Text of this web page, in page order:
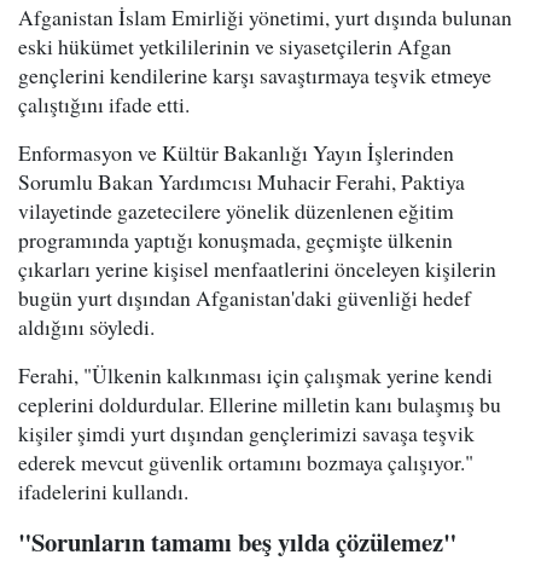
Afganistan İslam Emirliği yönetimi, yurt dışında bulunan
eski hükümet yetkililerinin ve siyasetçilerin Afgan
gençlerini kendilerine karşı savaştırmaya teşvik etmeye
çalıştığını ifade etti.
Enformasyon ve Kültür Bakanlığı Yayın İşlerinden
Sorumlu Bakan Yardımcısı Muhacir Ferahi, Paktiya
vilayetinde gazetecilere yönelik düzenlenen eğitim
programında yaptığı konuşmada, geçmişte ülkenin
çıkarları yerine kişisel menfaatlerini önceleyen kişilerin
bugün yurt dışından Afganistan'daki güvenliği hedef
aldığını söyledi.
Ferahi, "Ülkenin kalkınması için çalışmak yerine kendi
ceplerini doldurdular. Ellerine milletin kanı bulaşmış bu
kişiler şimdi yurt dışından gençlerimizi savaşa teşvik
ederek mevcut güvenlik ortamını bozmaya çalışıyor."
ifadelerini kullandı.
"Sorunların tamamı beş yılda çözülemez"